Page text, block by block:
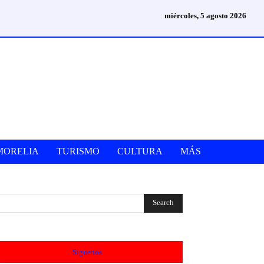
miércoles, 5 agosto 2026
TURISMO CULTURA MÁS
Síguenos